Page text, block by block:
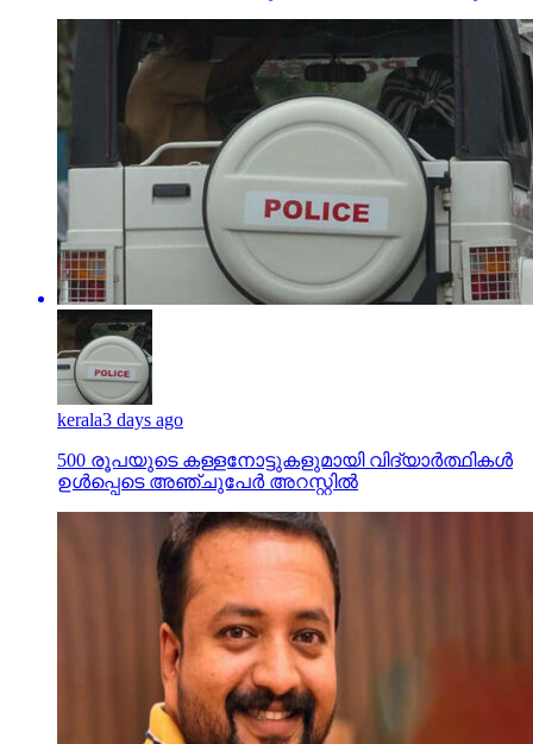
kerala3 days ago
500 രൂപയുടെ കള്ളനോട്ടുകളുമായി വിദ്യാര്‍ത്ഥികള്‍
ഉള്‍പ്പെടെ അഞ്ചുപേര്‍ അറസ്റ്റില്‍